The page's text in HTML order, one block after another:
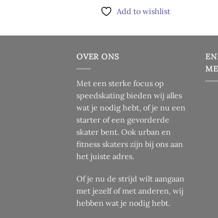
product
Deze
optie
gekozen
worden
op
de
productpagina
Add to wishlist
kan
OVER ONS
Met een sterke focus op
speedskating bieden wij alles
wat je nodig hebt, of je nu een
starter of een gevorderde
skater bent. Ook urban en
fitness skaters zijn bij ons aan
het juiste adres.
Of je nu de strijd wilt aangaan
met jezelf of met anderen, wij
hebben wat je nodig hebt.